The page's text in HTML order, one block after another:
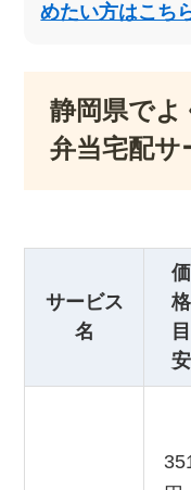
めたい方はこち
静岡県で
弁当宅配サ
サービス
名
価
格
目
安